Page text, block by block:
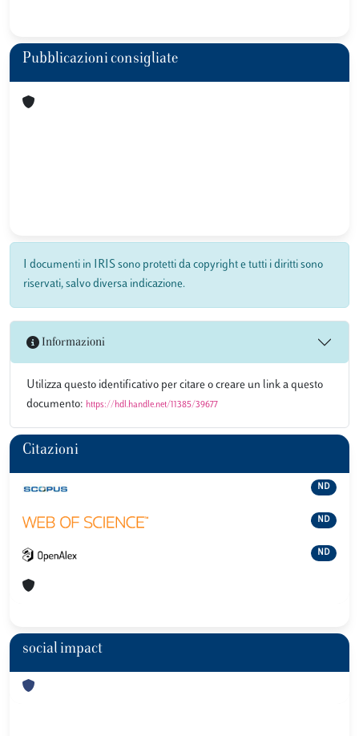
Pubblicazioni consigliate
I documenti in IRIS sono protetti da copyright e tutti i diritti sono
riservati, salvo diversa indicazione.
Informazioni
Utilizza questo identificativo per citare o creare un link a questo
documento: https://hdl.handle.net/11385/39677
Citazioni
ND
ND
ND
social impact